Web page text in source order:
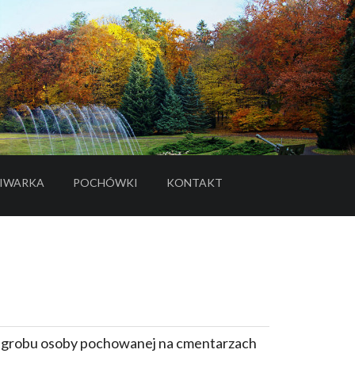
POCHÓWKI
- LINK DO SERWISU ZEWNĘTRZNEGO
KONTAKT
osoby pochowanej na cmentarzach